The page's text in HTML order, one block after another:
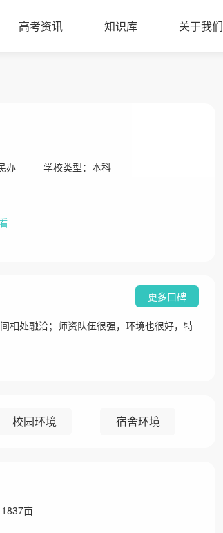
高考资讯 知识库 关于我们
办 学校类型： 本科
更多口碑
相处融洽；师资队伍很强，环境也很好，特
校园环境 宿舍环境
亩